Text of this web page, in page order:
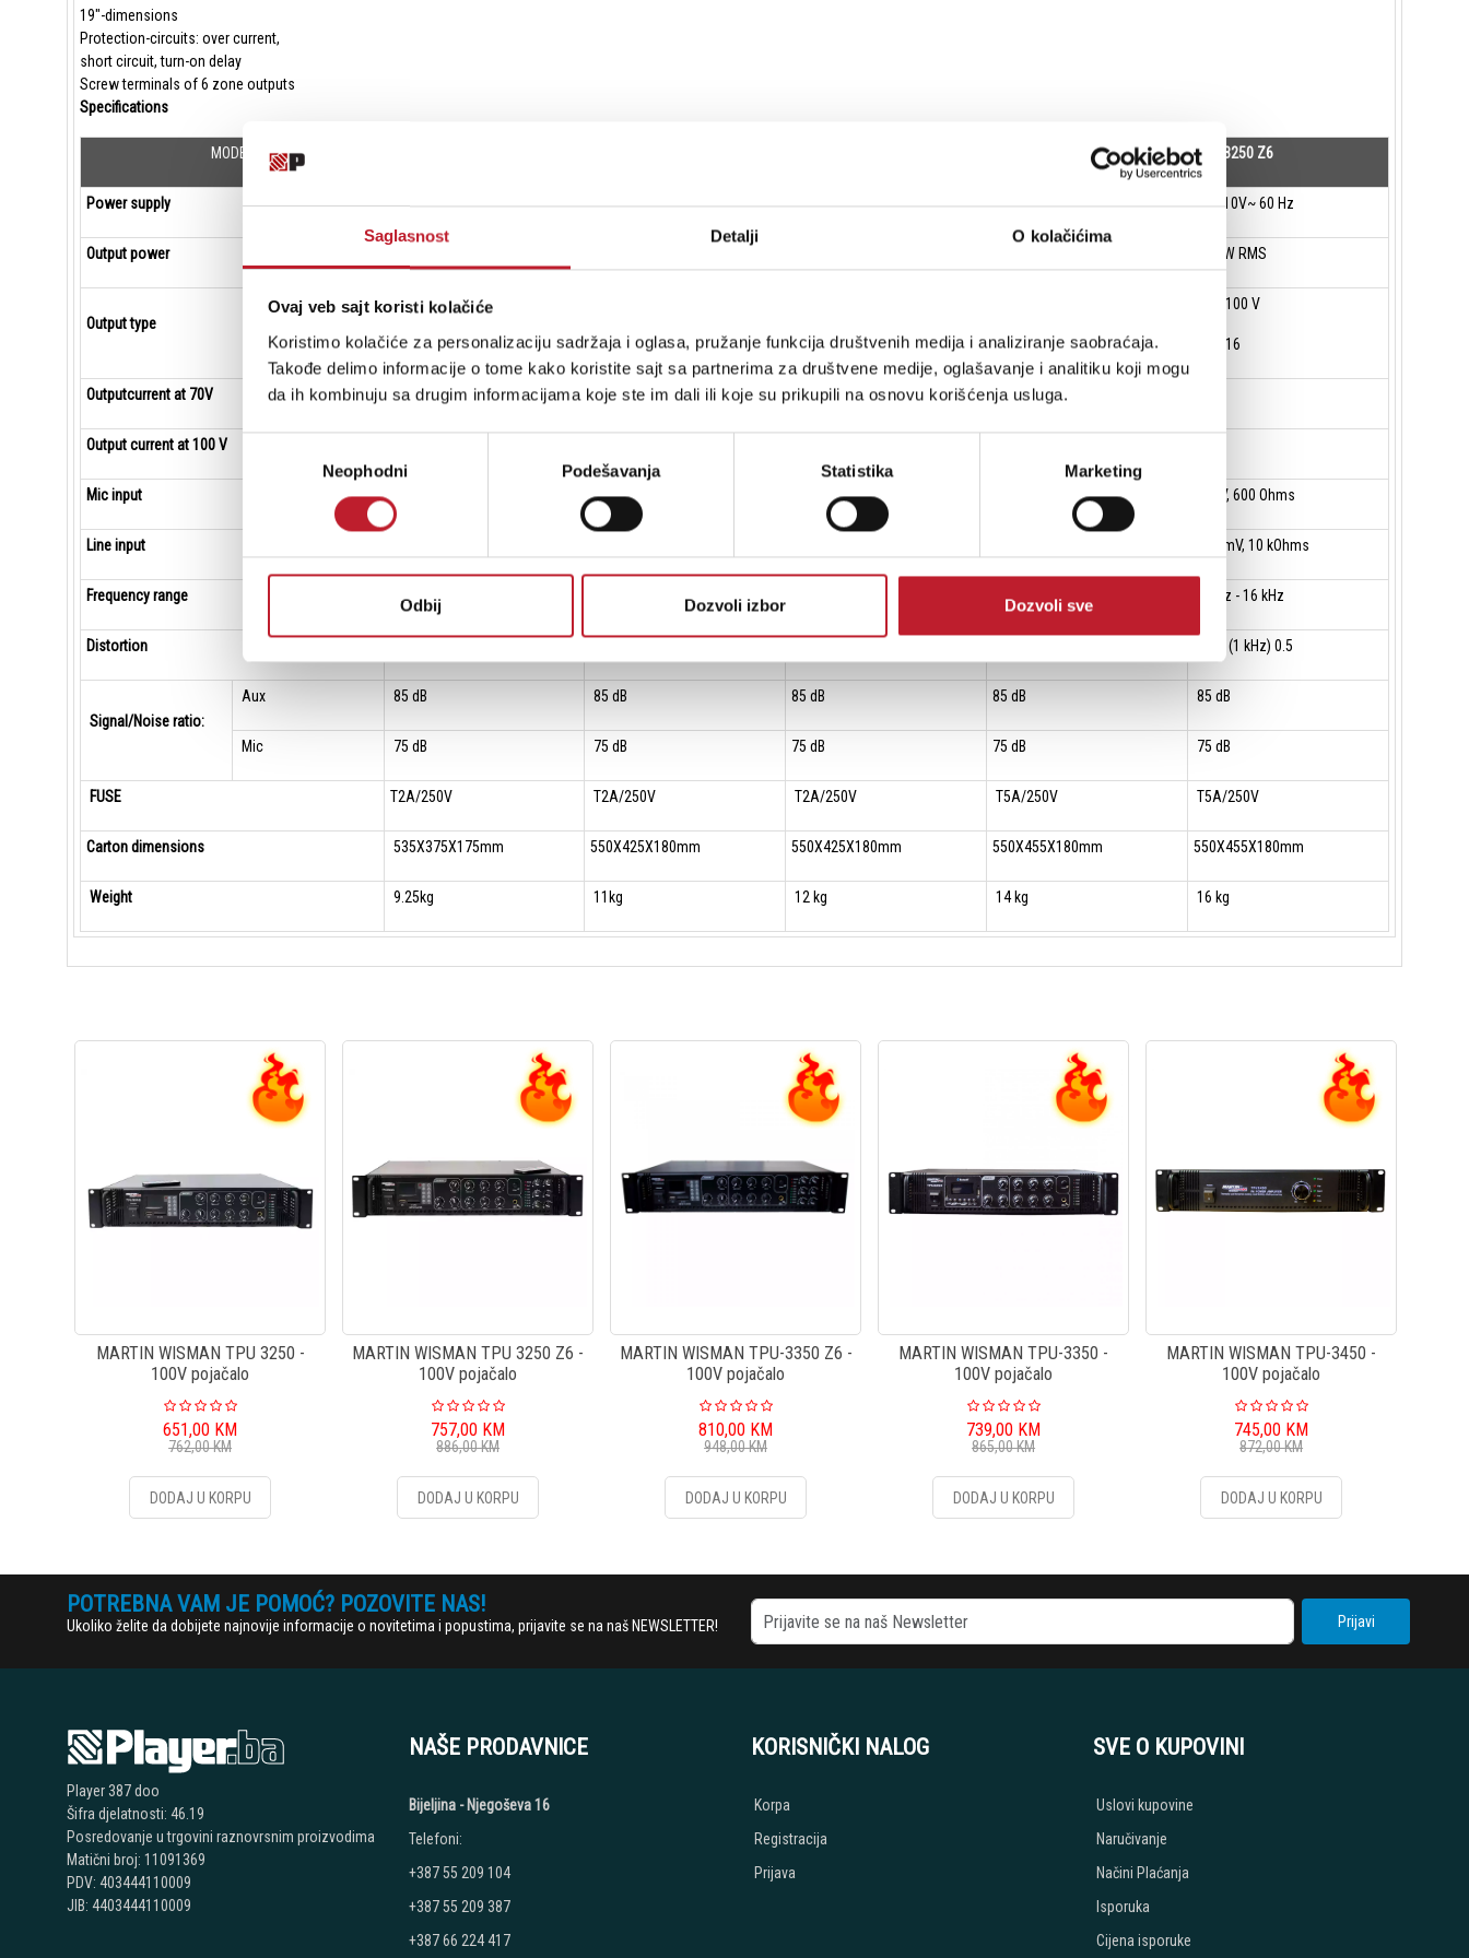
Saglasnost Detalji O kolačićima
Ovaj veb sajt koristi kolačiće
Koristimo kolačiće za personalizaciju sadržaja i oglasa, pružanje funkcija društvenih medija i analiziranje saobraćaja.
Takođe delimo informacije o tome kako koristite sajt sa partnerima za društvene medije, oglašavanje i analitiku koji mogu
da ih kombinuju sa drugim informacijama koje ste im dali ili koje su prikupili na osnovu korišćenja usluga.
сагласностиNeophodni Podešavanja Statistika Marketing
Odbij Dozvoli izbor Dozvoli sve
19"-dimensions
Protection-circuits: over current,
short circuit, turn-on delay
Screw terminals of 6 zone outputs
Specifications
MODEL TPU-3250 Z6
Power supply AC110V~ 60 Hz AC110V~ 60 Hz AC110V~ 60 Hz AC110V~ 60 Hz AC110V~ 60 Hz
Output power 350 W RMS
Output type
70 V, 100 V
or 4-16 or 4-16 or 4-16 or 4-16
70 V, 100 V
or 4-16
Outputcurrent at 70V 0.9A 1.4A 2.5 A 3.6 A
Output current at 100 V
Mic input 5 mV, 600 Ohms 5 mV, 600 Ohms 5 mV, 600 Ohms 5 mV, 600 Ohms
Line input 300 mV, 10 kOhms
Frequency range 80 Hz - 16 kHz 80 Hz - 16 kHz 80 Hz - 16 kHz
Distortion 0.5 % (1 kHz) 0.5
Signal/Noise ratio:
Aux 85 dB 85 dB 85 dB 85 dB 85 dB
Mic 75 dB 75 dB 75 dB 75 dB 75 dB
FUSE T2A/250V T2A/250V T2A/250V T5A/250V T5A/250V
Carton dimensions 535X375X175mm 550X425X180mm 550X425X180mm 550X455X180mm 550X455X180mm
Weight 9.25kg 11kg 12 kg 14 kg 16 kg
MARTIN WISMAN TPU 3250 -
100V pojačalo
651,00 KM
762,00KM
DODAJ U KORPU
MARTIN WISMAN TPU 3250 Z6 -
100V pojačalo
757,00 KM
886,00KM
DODAJ U KORPU
MARTIN WISMAN TPU-3350 Z6 -
100V pojačalo
810,00 KM
948,00KM
DODAJ U KORPU
MARTIN WISMAN TPU-3350 -
100V pojačalo
739,00 KM
865,00KM
DODAJ U KORPU
MARTIN WISMAN TPU-3450 -
100V pojačalo
745,00 KM
872,00KM
DODAJ U KORPU
POTREBNA VAM JE POMOĆ? POZOVITE NAS!
Ukoliko želite da dobijete najnovije informacije o novitetima i popustima, prijavite se na naš NEWSLETTER! Prijavi
Player 387 doo
Šifra djelatnosti: 46.19
Posredovanje u trgovini raznovrsnim proizvodima
Matični broj: 11091369
PDV: 403444110009
JIB: 4403444110009
NAŠE PRODAVNICE
Bijeljina - Njegoševa 16
Telefoni:
+387 55 209 104
+387 55 209 387
+387 66 224 417
KORISNIČKI NALOG
Korpa
Registracija
Prijava
SVE O KUPOVINI
Uslovi kupovine
Naručivanje
Načini Plaćanja
Isporuka
Cijena isporuke